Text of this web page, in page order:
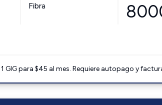
Fibra
GIG para $45 al mes. Requiere autopago y